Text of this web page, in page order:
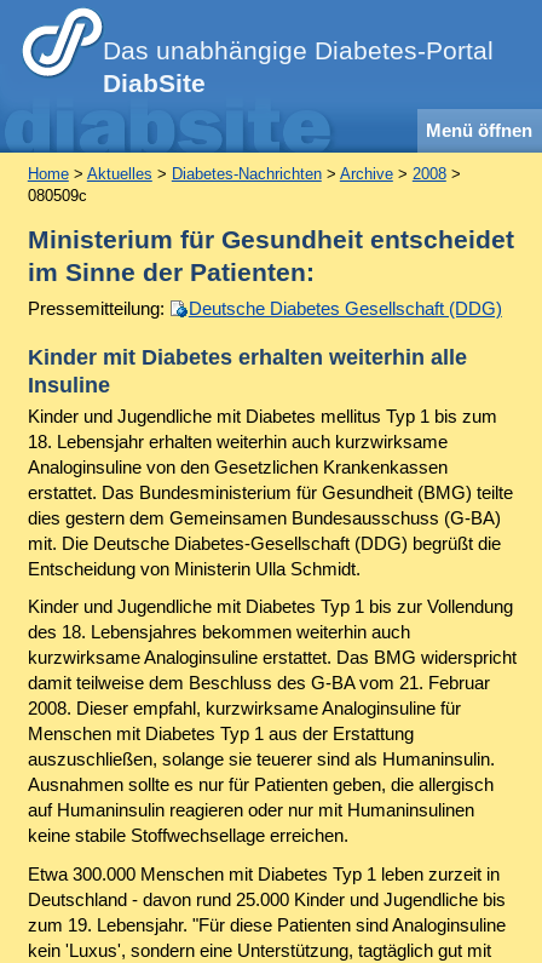
Das unabhängige Diabetes-Portal
DiabSite
Menü öffnen
Home> Aktuelles > Diabetes-Nachrichten> Archive> 2008>
080509c
Ministerium für Gesundheit entscheidet
im Sinne der Patienten:
Pressemitteilung: Deutsche Diabetes Gesellschaft (DDG)
Kinder mit Diabetes erhalten weiterhin alle
Insuline
Kinder und Jugendliche mit Diabetes mellitus Typ 1 bis zum
18. Lebensjahr erhalten weiterhin auch kurzwirksame
Analoginsuline von den Gesetzlichen Krankenkassen
erstattet. Das Bundesministerium für Gesundheit (BMG) teilte
dies gestern dem Gemeinsamen Bundesausschuss (G-BA)
mit. Die Deutsche Diabetes-Gesellschaft (DDG) begrüßt die
Entscheidung von Ministerin Ulla Schmidt.
Kinder und Jugendliche mit Diabetes Typ 1 bis zur Vollendung
des 18. Lebensjahres bekommen weiterhin auch
kurzwirksame Analoginsuline erstattet. Das BMG widerspricht
damit teilweise dem Beschluss des G-BA vom 21. Februar
2008. Dieser empfahl, kurzwirksame Analoginsuline für
Menschen mit Diabetes Typ 1 aus der Erstattung
auszuschließen, solange sie teuerer sind als Humaninsulin.
Ausnahmen sollte es nur für Patienten geben, die allergisch
auf Humaninsulin reagieren oder nur mit Humaninsulinen
keine stabile Stoffwechsellage erreichen.
Etwa 300.000 Menschen mit Diabetes Typ 1 leben zurzeit in
Deutschland - davon rund 25.000 Kinder und Jugendliche bis
zum 19. Lebensjahr. "Für diese Patienten sind Analoginsuline
kein 'Luxus', sondern eine Unterstützung, tagtäglich gut mit